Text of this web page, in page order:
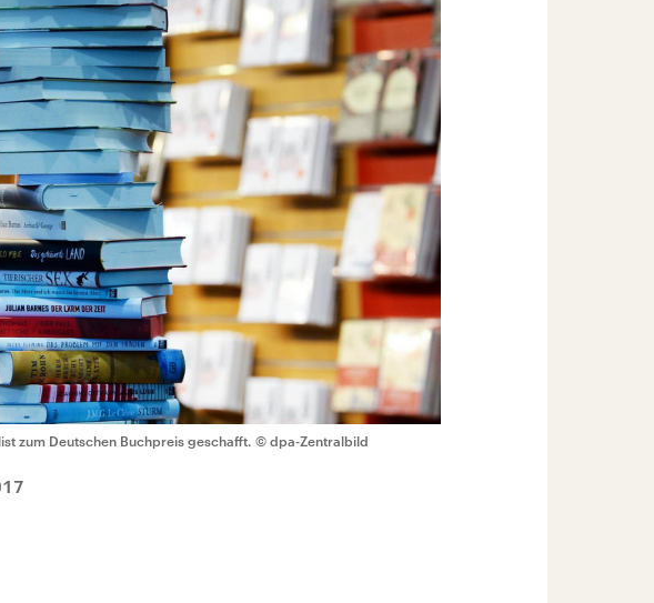
zum Deutschen Buchpreis geschafft. © dpa-Zentralbild